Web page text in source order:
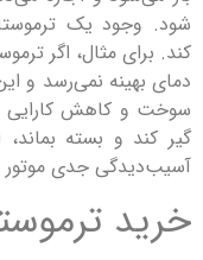
یک ترموستات
مثال، اگر ترموستات در
نمی‌رسد و این
کارایی خودرو
و بسته بماند،
جدی موتور وجود
ترموستات